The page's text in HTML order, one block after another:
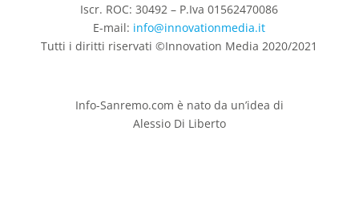
Iscr. ROC: 30492 – P.Iva 01562470086
E-mail: info@innovationmedia.it
Tutti i diritti riservati ©Innovation Media 2020/2021
Info-Sanremo.com è nato da un’idea di
Alessio Di Liberto